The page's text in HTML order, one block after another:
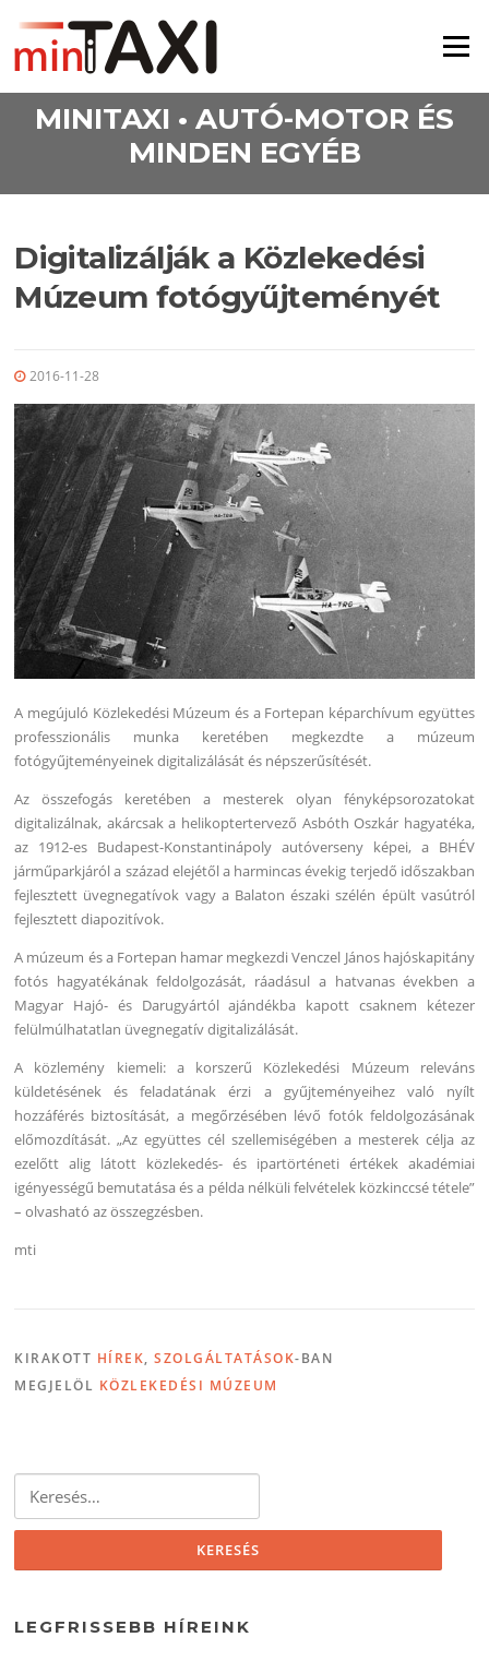
Menü
MINITAXI • AUTÓ-MOTOR ÉS
MINDEN EGYÉB
Digitalizálják a Közlekedési
Múzeum fotógyűjteményét
2016-11-28
A megújuló Közlekedési Múzeum és a Fortepan képarchívum együttes
professzionális munka keretében megkezdte a múzeum
fotógyűjteményeinek digitalizálását és népszerűsítését.
Az összefogás keretében a mesterek olyan fényképsorozatokat
digitalizálnak, akárcsak a helikoptertervező Asbóth Oszkár hagyatéka,
az 1912-es Budapest-Konstantinápoly autóverseny képei, a BHÉV
járműparkjáról a század elejétől a harmincas évekig terjedő időszakban
fejlesztett üvegnegatívok vagy a Balaton északi szélén épült vasútról
fejlesztett diapozitívok.
A múzeum és a Fortepan hamar megkezdi Venczel János hajóskapitány
fotós hagyatékának feldolgozását, ráadásul a hatvanas években a
Magyar Hajó- és Darugyártól ajándékba kapott csaknem kétezer
felülmúlhatatlan üvegnegatív digitalizálását.
A közlemény kiemeli: a korszerű Közlekedési Múzeum releváns
küldetésének és feladatának érzi a gyűjteményeihez való nyílt
hozzáférés biztosítását, a megőrzésében lévő fotók feldolgozásának
előmozdítását. „Az együttes cél szellemiségében a mesterek célja az
ezelőtt alig látott közlekedés- és ipartörténeti értékek akadémiai
igényességű bemutatása és a példa nélküli felvételek közkinccsé tétele”
– olvasható az összegzésben.
mti
KIRAKOTT HÍREK,SZOLGÁLTATÁSOK-BAN
MEGJELÖL KÖZLEKEDÉSI MÚZEUM
LEGFRISSEBB HÍREINK